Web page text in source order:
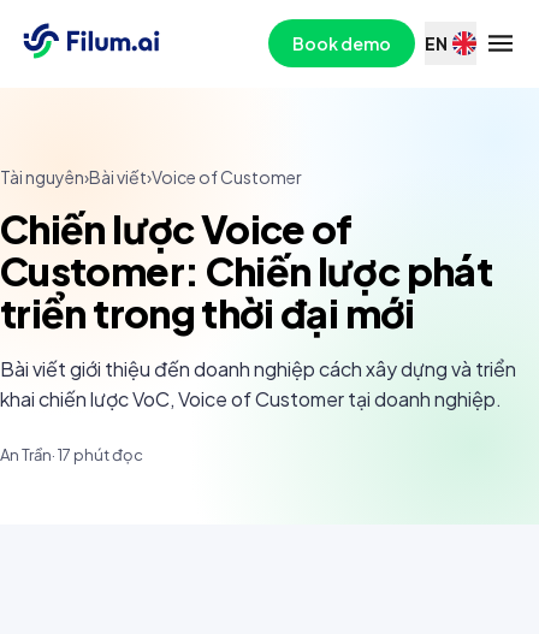
Book demo EN
Tài nguyên›Bài viết›Voice of Customer
Chiến lược Voice of
Customer: Chiến lược phát
triển trong thời đại mới
Bài viết giới thiệu đến doanh nghiệp cách xây dựng và triển
khai chiến lược VoC, Voice of Customer tại doanh nghiệp.
An Trần·17 phút đọc